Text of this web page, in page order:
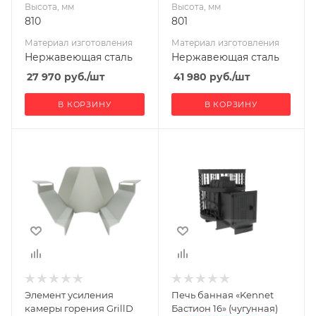
500
90
60
Высота, мм
810
Материал изготовления
Нержавеющая сталь
27 970 руб./шт
В КОРЗИНУ
600
90
60
Высота, мм
801
Материал изготовления
Нержавеющая сталь
41 980 руб./шт
В КОРЗИНУ
Жаростойкая
сталь
Элемент усиления
камеры горения GrillD
Глубина, мм
Высота, мм
660
Материал
Чугун
Вид топлива
Печь банная «Kennet
Бастион 16» (чугунная)